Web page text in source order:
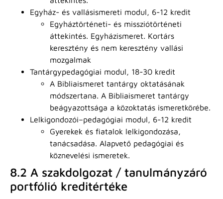
Egyház- és vallásismereti modul, 6-12 kredit
Egyháztörténeti- és missziótörténeti
áttekintés. Egyházismeret. Kortárs
keresztény és nem keresztény vallási
mozgalmak
Tantárgypedagógiai modul, 18-30 kredit
A Bibliaismeret tantárgy oktatásának
módszertana. A Bibliaismeret tantárgy
beágyazottsága a közoktatás ismeretkörébe.
Lelkigondozói–pedagógiai modul, 6-12 kredit
Gyerekek és fiatalok lelkigondozása,
tanácsadása. Alapvető pedagógiai és
köznevelési ismeretek.
8.2 A szakdolgozat / tanulmányzáró
portfólió kreditértéke